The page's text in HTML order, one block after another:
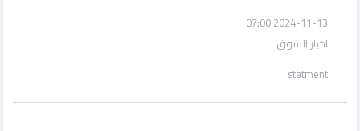
2024-11-13 07:00
اخبار السوق
statment